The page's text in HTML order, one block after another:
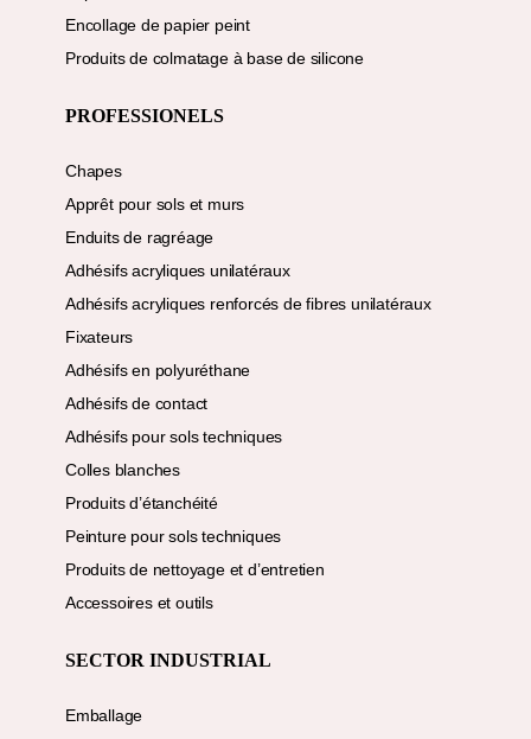
Encollage de papier peint
Produits de colmatage à base de silicone
PROFESSIONELS
Chapes
Apprêt pour sols et murs
Enduits de ragréage
Adhésifs acryliques unilatéraux
Adhésifs acryliques renforcés de fibres unilatéraux
Fixateurs
Adhésifs en polyuréthane
Adhésifs de contact
Adhésifs pour sols techniques
Colles blanches
Produits d’étanchéité
Peinture pour sols techniques
Produits de nettoyage et d’entretien
Accessoires et outils
SECTOR INDUSTRIAL
Emballage